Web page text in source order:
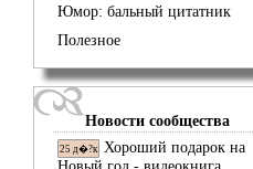
Юмор: бальный цитатник
Полезное
Новости сообщества
25 д�?к Хороший подарок на